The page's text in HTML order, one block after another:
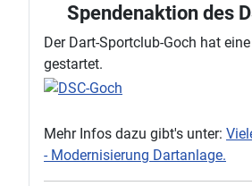
Spendenaktion des
Der Dart-Sportclub-Goch hat
gestartet.
Mehr Infos dazu gibt's unter:
- Modernisierung Dartanlage.